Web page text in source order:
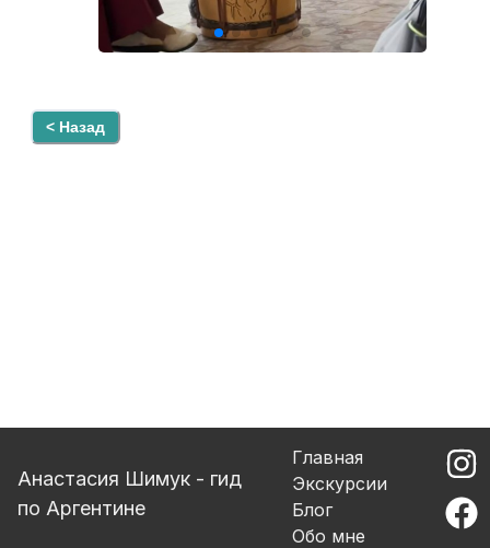
< Назад
Анастасия Шимук - гид
по Аргентине
Главная
Экскурсии
Блог
Обо мне